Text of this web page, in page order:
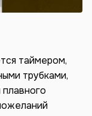
таймером,
трубками,